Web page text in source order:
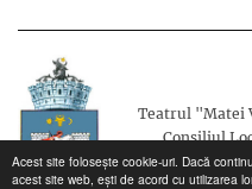
Acest site folosește cookie-uri. Dacă
acest site web, ești de acord cu utilizarea
Teatrul "Matei
Consiliul